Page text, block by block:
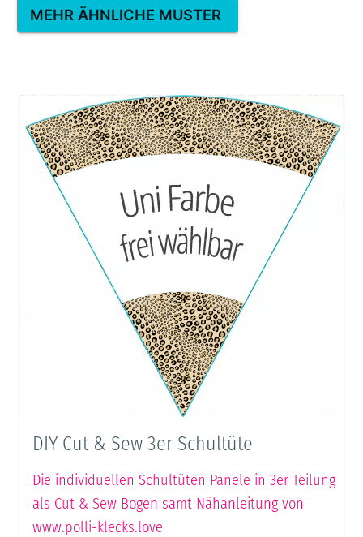
MEHR ÄHNLICHE MUSTER
DIY Cut & Sew 3er Schultüte
Die individuellen Schultüten Panele in 3er Teilung
als Cut & Sew Bogen samt Nähanleitung von
www.polli-klecks.love